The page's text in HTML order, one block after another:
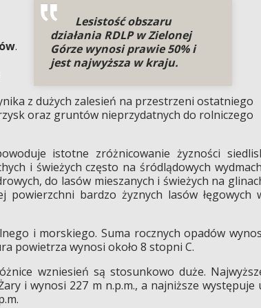
Lesistość obszaru
działania RDLP w Zielonej
Górze wynosi prawie 50% i
jest najwyższa w kraju.
.
z dużych zalesień na przestrzeni ostatniego
oraz gruntów nieprzydatnych do rolniczego
istotne zróżnicowanie żyzności
i świeżych często na śródlądowych
do lasów mieszanych i świeżych na
powierzchni bardzo żyznych lasów łęgowych
i morskiego. Suma rocznych opadów
powietrza wynosi około 8 stopni C.
wzniesień są stosunkowo duże.
i wynosi 227 m n.p.m., a najniższe występuje